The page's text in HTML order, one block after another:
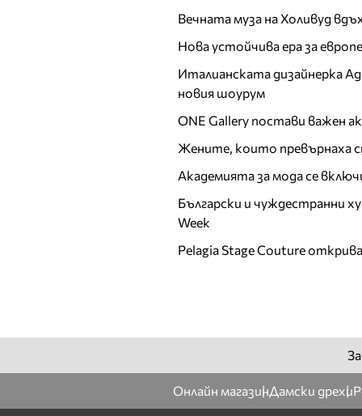
Вечната муза на Холивуд
Нова устойчива ера за
Италианската дизайнерка
новия шоурум
ONE Gallery постави важен
Жените, които превърнаха
Академията за мода се
Български и чуждестранни
Week
Pelagia Stage Couture
Онлайн магазинДамски дрехи